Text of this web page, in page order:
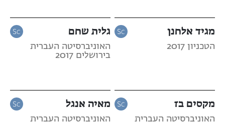
מגיד אלחנן
הטכניון 2017
גלית שחם
האוניברסיטה העברית
בירושלים 2017
מקסים בז
האוניברסיטה העברית
מאיה אנגל
האוניברסיטה העברית